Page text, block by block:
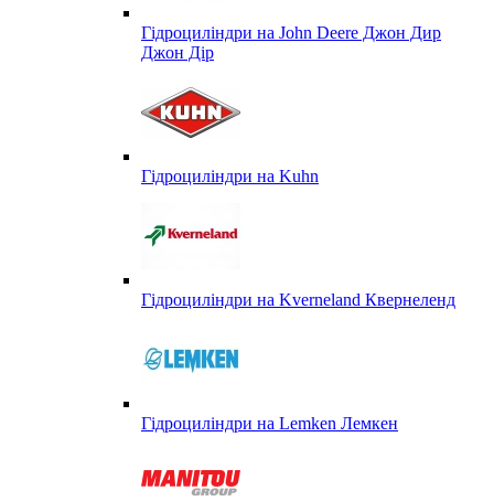
Гідроциліндри на John Deere Джон Дир
Джон Дір
Гідроциліндри на Kuhn
Гідроциліндри на Kverneland Квернеленд
Гідроциліндри на Lemken Лемкен